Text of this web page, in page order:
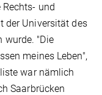
und
der Universität des
wurde. "Die
meines Leben",
war nämlich
Saarbrücken